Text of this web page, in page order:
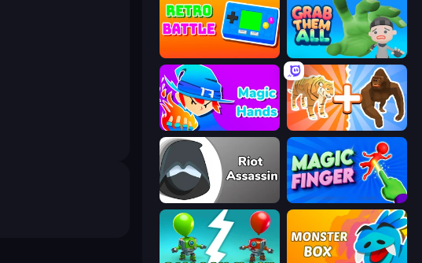
Grab Them All
Magic Hands Animal DNA Run
Riot Assassin Magic Finger 3D